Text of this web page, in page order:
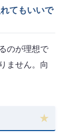
てもいいで
のが理想で
ません。向